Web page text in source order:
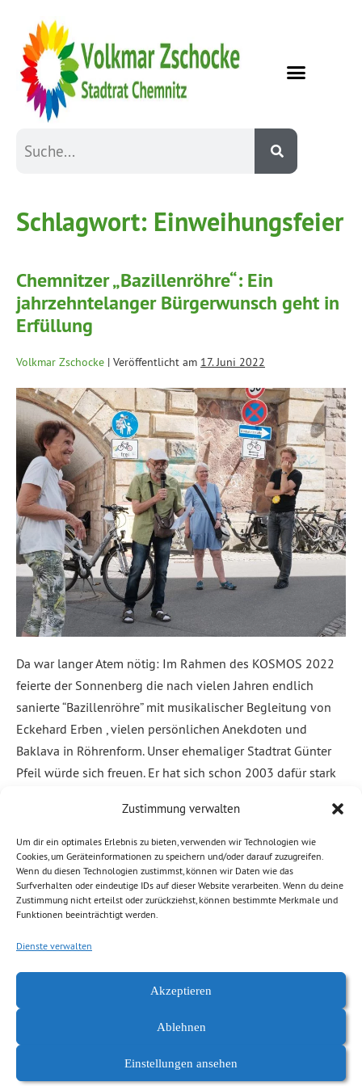
Zustimmung verwalten
Um dir ein optimales Erlebnis zu bieten, verwenden wir Technologien wie
Cookies, um Geräteinformationen zu speichern und/oder darauf zuzugreifen.
Wenn du diesen Technologien zustimmst, können wir Daten wie das
Surfverhalten oder eindeutige IDs auf dieser Website verarbeiten. Wenn du deine
Zustimmung nicht erteilst oder zurückziehst, können bestimmte Merkmale und
Funktionen beeinträchtigt werden.
Dienste verwalten
Akzeptieren
Ablehnen
Einstellungen ansehen
Schlagwort: Einweihungsfeier
Chemnitzer „Bazillenröhre“: Ein
jahrzehntelanger Bürgerwunsch geht in
Erfüllung
Volkmar Zschocke | Veröffentlicht am 17. Juni 2022
Da war langer Atem nötig: Im Rahmen des KOSMOS 2022
feierte der Sonnenberg die nach vielen Jahren endlich
sanierte “Bazillenröhre” mit musikalischer Begleitung von
Eckehard Erben , vielen persönlichen Anekdoten und
Baklava in Röhrenform. Unser ehemaliger Stadtrat Günter
Pfeil würde sich freuen. Er hat sich schon 2003 dafür stark
zwischen Sonnenberg […]
Weiterlesen
Abgelegt unter: Allgemein,News Chemnitz, Prävention, Sicherheit
Stadtplanung, Mobilität,Stadtrat